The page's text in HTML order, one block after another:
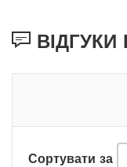
ВІДГУКИ
Сортувати за